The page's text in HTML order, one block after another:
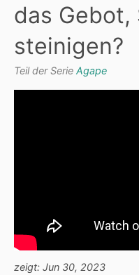
das Gebot,
steinigen?
Teil der Serie Agape
zeigt: Jun 30, 2023